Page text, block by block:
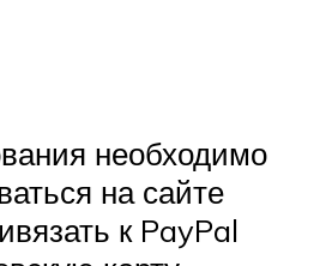
необходимо
на сайте
к PayPal